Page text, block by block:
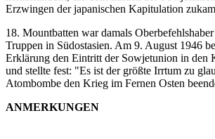
Erzwingen der japanischen Kapitulation
18. Mountbatten war damals
Truppen in Südostasien. Am 9. August 1946
Erklärung den Eintritt der Sowjetunion in den
und stellte fest: "Es ist der größte Irrtum zu
Atombombe den Krieg im Fernen Osten
ANMERKUNGEN